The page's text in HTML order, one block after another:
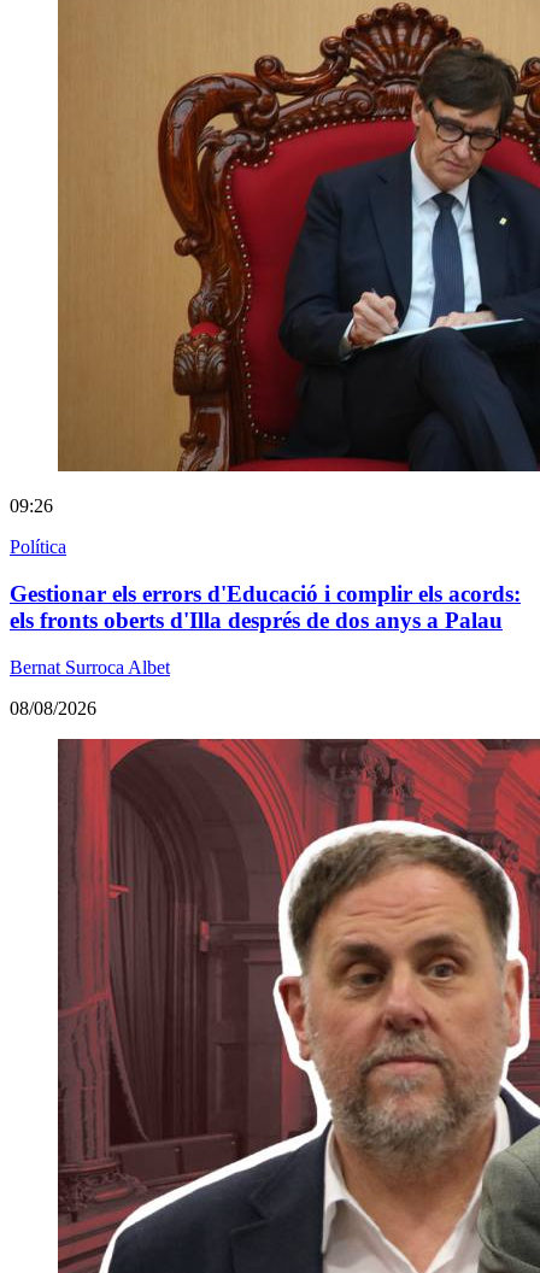
09:26
Política
Gestionar els errors d'Educació i complir els acords:
els fronts oberts d'Illa després de dos anys a Palau
Bernat Surroca Albet
08/08/2026